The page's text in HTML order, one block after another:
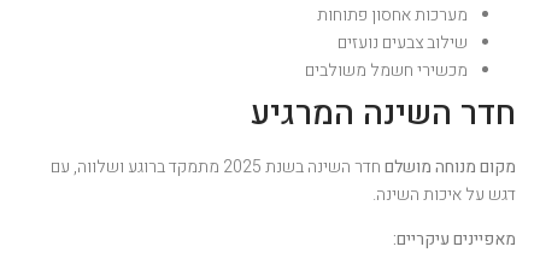
מערכות אחסון פתוחות
שילוב צבעים נועזים
מכשירי חשמל משולבים
חדר השינה המרגיע
מקום מנוחה מושלם
חדר השינה בשנת 2025 מתמקד ברוגע ושלווה, עם
דגש על איכות השינה.
מאפיינים עיקריים: